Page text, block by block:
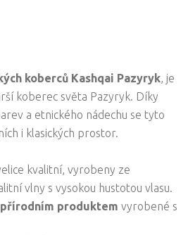
koberců Kashqai Pazyryk, je
koberec světa Pazyryk. Díky
a etnického nádechu se tyto
i klasických prostor.
kvalitní, vyrobeny ze
vlny s vysokou hustotou vlasu.
produktem vyrobené s